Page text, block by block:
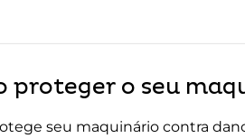
proteger o seu
seu maquinário contra